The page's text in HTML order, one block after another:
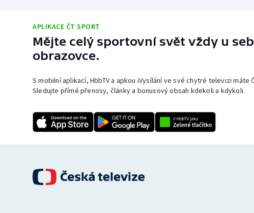
APLIKACE ČT SPORT
Mějte celý sportovní svět vždy u
obrazovce.
S mobilní aplikací, HbbTV a apkou iVysílání ve své chytré televizi máte
Sledujte přímé přenosy, články a bonusový obsah kdekoli a kdykoli.